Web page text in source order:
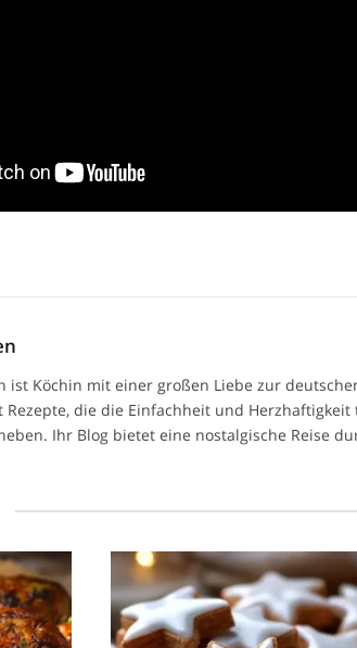
ist Köchin mit einer großen Liebe zur
Rezepte, die die Einfachheit und
Ihr Blog bietet eine nostalgische Reise